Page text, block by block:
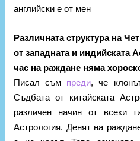
английски е от мен
Различната структура на
от западната и индийската
час на раждане няма
Писал съм преди, че
Съдбата от китайската
различен начин от всеки
Астрология. Денят на